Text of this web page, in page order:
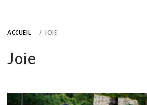
ACCUEIL JOIE
Joie